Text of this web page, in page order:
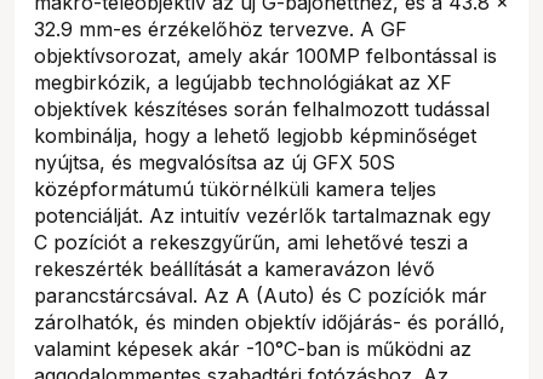
32.9 mm-es érzékelőhöz tervezve. A GF
objektívsorozat, amely akár 100MP felbontással is
megbirkózik, a legújabb technológiákat az XF
objektívek készítéses során felhalmozott tudással
kombinálja, hogy a lehető legjobb képminőséget
nyújtsa, és megvalósítsa az új GFX 50S
középformátumú tükörnélküli kamera teljes
potenciálját. Az intuitív vezérlők tartalmaznak egy
C pozíciót a rekeszgyűrűn, ami lehetővé teszi a
rekeszérték beállítását a kameravázon lévő
parancstárcsával. Az A (Auto) és C pozíciók már
zárolhatók, és minden objektív időjárás- és porálló,
valamint képesek akár -10°C-ban is működni az